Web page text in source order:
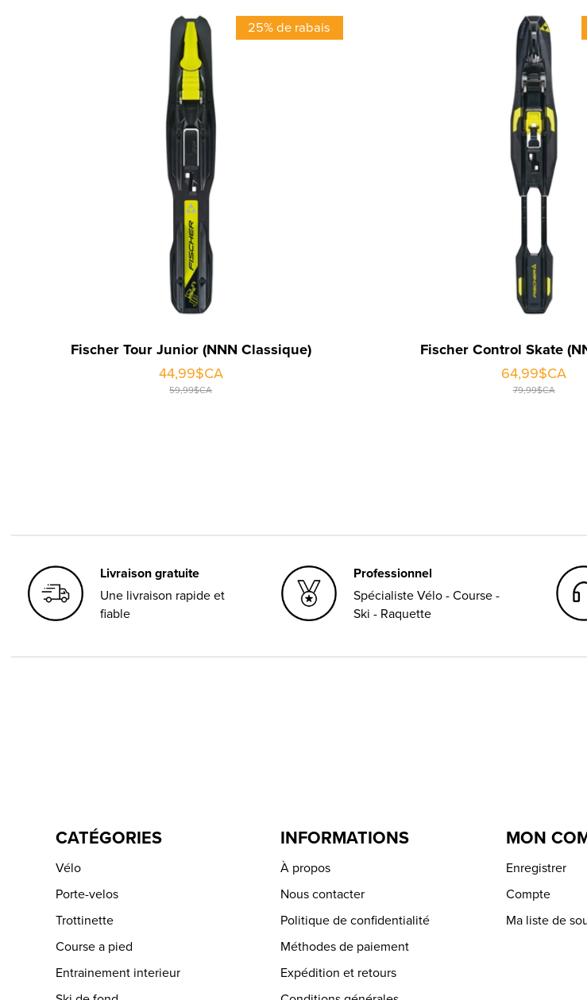
25% de rabais
Fischer Tour Junior (NNN Classique)
44,99$CA
59,99$CA
Fischer Control Skate
64,99$CA
79,99$CA
Livraison gratuite
Une livraison rapide et
fiable
Professionnel
Spécialiste Vélo - Course -
Ski - Raquette
CATÉGORIES
Vélo
Porte-velos
Trottinette
Course a pied
Entrainement interieur
INFORMATIONS
À propos
Nous contacter
Politique de confidentialité
Méthodes de paiement
Expédition et retours
MON
Enregistrer
Compte
Ma liste de